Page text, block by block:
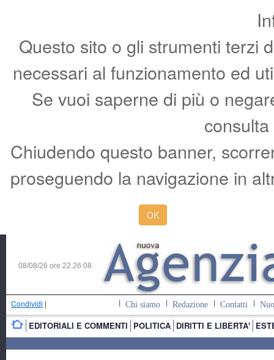
Questo sito o gli strumenti terzi
necessari al funzionamento ed
Se vuoi saperne di più o
Chiudendo questo banner,
proseguendo la navigazione in
OK
08/08/26 ore 22:26:09
Condividi | Chi siamo Redazione Contatti
EDITORIALI E COMMENTI POLITICA DIRITTI E LIBERTA'